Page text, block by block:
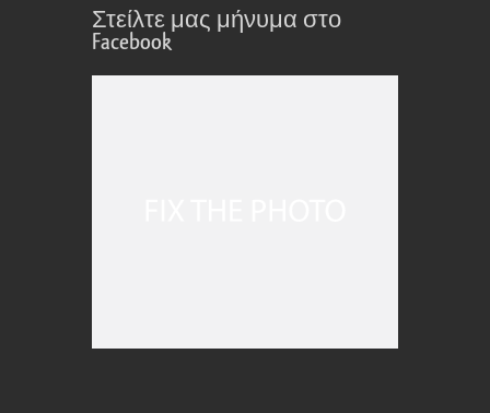
Στείλτε μας μήνυμα στο
Facebook